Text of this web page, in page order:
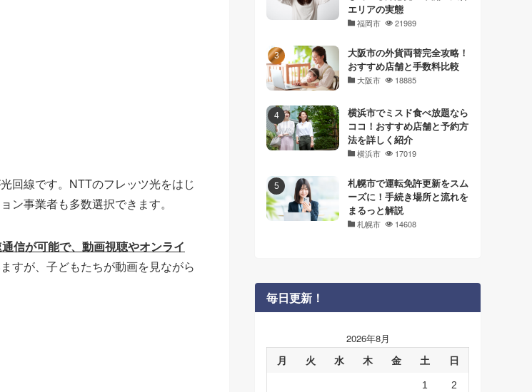
回線です。NTTのフレッツ光をはじ
ン事業者も多数選択できます。
信が可能で、動画視聴やオンライ
すが、子どもたちが動画を見ながら
エリアの実態
福岡市 21989
大阪市の外貨両替完全攻略！
おすすめ店舗と手数料比較
大阪市 18885
横浜市でミスド食べ放題なら
ココ！おすすめ店舗と予約方
法を詳しく紹介
横浜市 17019
札幌市で運転免許更新をスム
ーズに！手続き場所と流れを
まるっと解説
札幌市 14608
毎日更新！
2026年8月
月 火 水 木 金 土 日
1 2